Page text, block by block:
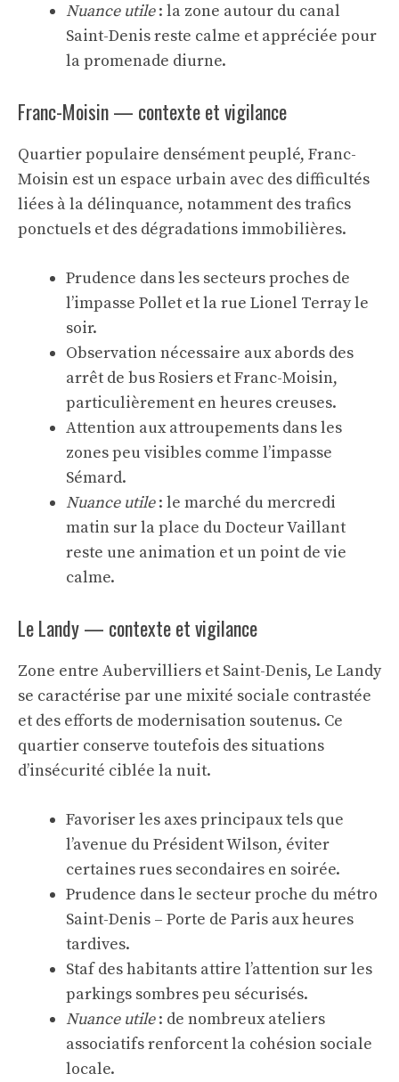
Nuance utile: la zone autour du canal
Saint-Denis reste calme et appréciée pour
la promenade diurne.
Franc-Moisin — contexte et vigilance
Quartier populaire densément peuplé, Franc-
Moisin est un espace urbain avec des difficultés
liées à la délinquance, notamment des trafics
ponctuels et des dégradations immobilières.
Prudence dans les secteurs proches de
l’impasse Pollet et la rue Lionel Terray le
soir.
Observation nécessaire aux abords des
arrêt de bus Rosiers et Franc-Moisin,
particulièrement en heures creuses.
Attention aux attroupements dans les
zones peu visibles comme l’impasse
Sémard.
Nuance utile: le marché du mercredi
matin sur la place du Docteur Vaillant
reste une animation et un point de vie
calme.
Le Landy — contexte et vigilance
Zone entre Aubervilliers et Saint-Denis, Le Landy
se caractérise par une mixité sociale contrastée
et des efforts de modernisation soutenus. Ce
quartier conserve toutefois des situations
d’insécurité ciblée la nuit.
Favoriser les axes principaux tels que
l’avenue du Président Wilson, éviter
certaines rues secondaires en soirée.
Prudence dans le secteur proche du métro
Saint-Denis – Porte de Paris aux heures
tardives.
Staf des habitants attire l’attention sur les
parkings sombres peu sécurisés.
Nuance utile: de nombreux ateliers
associatifs renforcent la cohésion sociale
locale.